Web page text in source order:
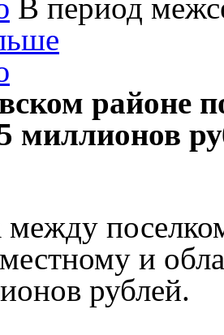
В период
районе
миллионов
между
и
рублей.